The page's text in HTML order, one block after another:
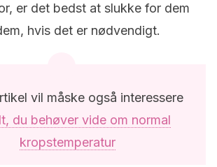
er det bedst at slukke for dem
hvis det er nødvendigt.
vil måske også interessere
du behøver vide om normal
kropstemperatur